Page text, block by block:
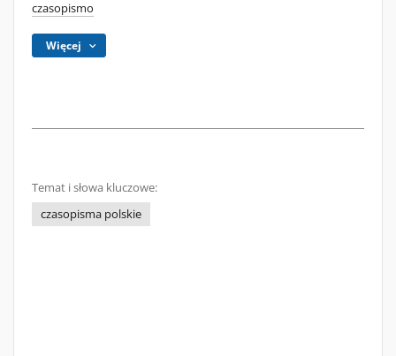
czasopismo
Więcej
Temat i słowa kluczowe:
czasopisma polskie